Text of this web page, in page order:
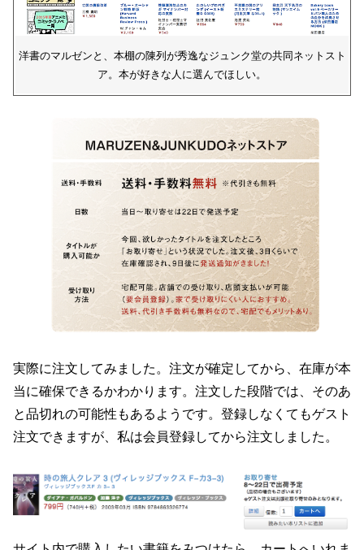
洋書のマルゼンと、本棚の陳列が秀逸なジュンク堂の共同ネットスト
ア。本が好きな人に選んでほしい。
実際に注文してみました。注文が確定してから、在庫が本
当に確保できるかわかります。注文した段階では、そのあ
と品切れの可能性もあるようです。登録しなくてもゲスト
注文できますが、私は会員登録してから注文しました。